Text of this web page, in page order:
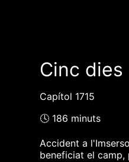
Cinc dies
Capítol 1715
🕓 186 minuts
Accident a
beneficiat el camp,